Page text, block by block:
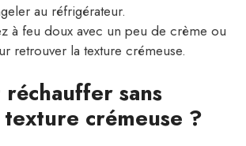
au réfrigérateur.
à feu doux avec un peu de crème ou
retrouver la texture crémeuse.
sans
crémeuse ?